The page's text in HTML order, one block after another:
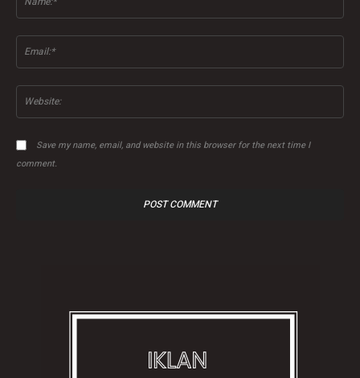
Save my name, email, and website in this browser for the next time I
comment.